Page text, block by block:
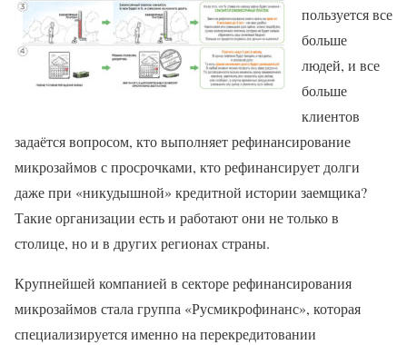
пользуется все
больше
людей, и все
больше
клиентов
задаётся вопросом, кто выполняет рефинансирование
микрозаймов с просрочками, кто рефинансирует долги
даже при «никудышной» кредитной истории заемщика?
Такие организации есть и работают они не только в
столице, но и в других регионах страны.
Крупнейшей компанией в секторе рефинансирования
микрозаймов стала группа «Русмикрофинанс», которая
специализируется именно на перекредитовании